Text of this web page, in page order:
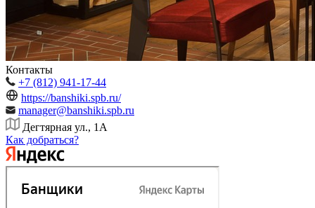
Контакты
+7 (812) 941-17-44
https://banshiki.spb.ru/
manager@banshiki.spb.ru
Дегтярная ул., 1А
Как добраться?